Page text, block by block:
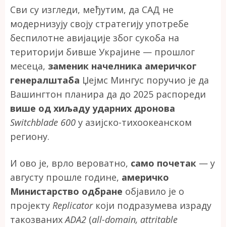
Сви су изгледи, међутим, да САД не
модернизују своју стратегију употребе
беспилотне авијације због сукоба на
територији бивше Украјине — прошлог
месеца, заменик начелника америчког
генералштаба Џејмс Мингус поручио је да
Вашингтон планира да до 2025 распореди
више од хиљаду ударних дронова
Switchblade 600 у азијско-тихоокеанском
региону.
И ово је, врло вероватно, само почетак — у
августу прошле године, америчко
Министарство одбране објавило је о
пројекту Replicatorкоји подразумева израду
такозванихADA2 (all-domain, attritable